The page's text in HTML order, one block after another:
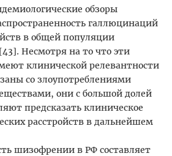
обзоры
галлюцинаций
в общей популяции
Несмотря на то что эти
клинической релевантности
со злоупотреблениями
они с большой долей
предсказать клиническое
расстройств в дальнейшем
шизофрении в РФ составляет